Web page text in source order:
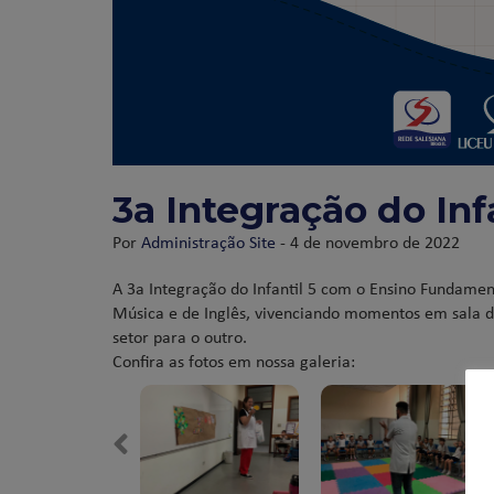
3a Integração do
PorAdministração Site - 4 de novembro de 2022
A 3a Integração do Infantil 5 com o Ensino
Música e de Inglês, vivenciando momentos em
setor para o outro.
Confira as fotos em nossa galeria: